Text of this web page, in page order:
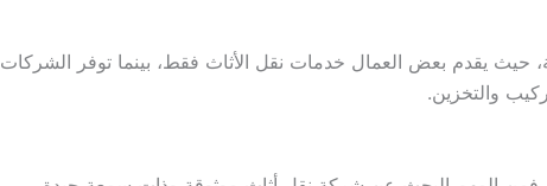
حيث يقدم بعض العمال خدمات نقل الأثاث فقط، بينما توفر الشركات
والتخزين.